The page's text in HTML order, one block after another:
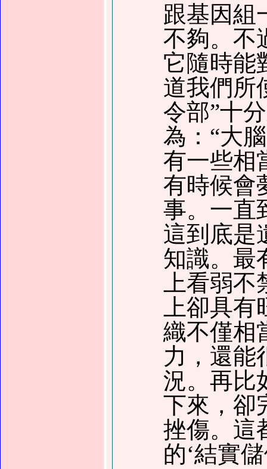
跟基因組
不夠。不
它隨時能
道我們所
令部”十
為：“大
有一些相
有時候會
事。一直
這到底是
知識。最
上看弱
上卻具
織不僅相
力，還能
況。再比
下來，卻
挫傷。這
的‘結實